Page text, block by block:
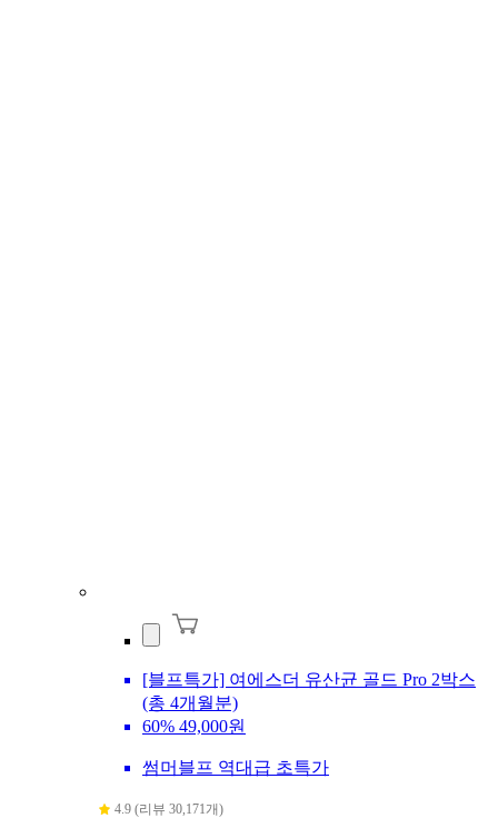
[블프특가] 여에스더 유산균 골드 Pro 2박스
(총 4개월분)
60% 49,000원
썸머블프 역대급 초특가
4.9 (리뷰 30,171개)